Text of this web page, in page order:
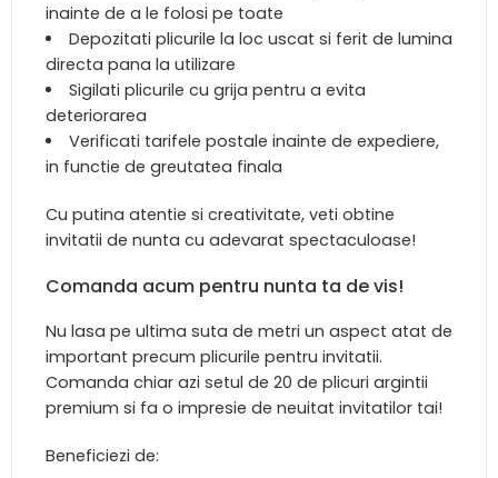
inainte de a le folosi pe toate
Depozitati plicurile la loc uscat si ferit de lumina
directa pana la utilizare
Sigilati plicurile cu grija pentru a evita
deteriorarea
Verificati tarifele postale inainte de expediere,
in functie de greutatea finala
Cu putina atentie si creativitate, veti obtine
invitatii de nunta cu adevarat spectaculoase!
Comanda acum pentru nunta ta de vis!
Nu lasa pe ultima suta de metri un aspect atat de
important precum plicurile pentru invitatii.
Comanda chiar azi setul de 20 de plicuri argintii
premium si fa o impresie de neuitat invitatilor tai!
Beneficiezi de: